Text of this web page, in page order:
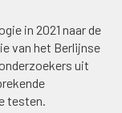
in 2021 naar de
van het Berlijnse
uit
testen.